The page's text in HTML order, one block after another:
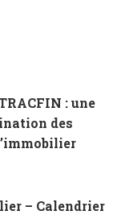
: une
des
– Calendrier